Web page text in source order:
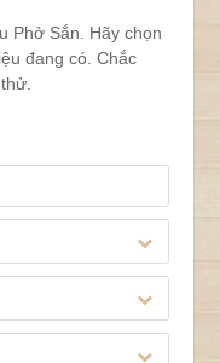
Phở Sắn. Hãy chọn
đang có. Chắc